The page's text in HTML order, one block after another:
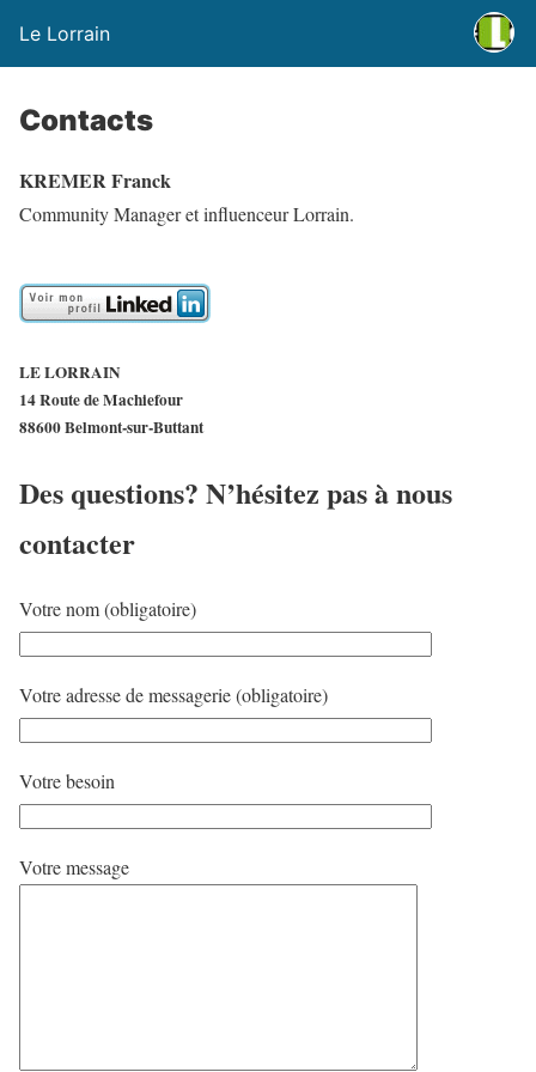
Le Lorrain
Contacts
KREMER Franck
Community Manager et influenceur Lorrain.
LE LORRAIN
14 Route de Machiefour
88600 Belmont-sur-Buttant
Des questions? N’hésitez pas à nous
contacter
Votre nom (obligatoire)
Votre adresse de messagerie (obligatoire)
Votre besoin
Votre message